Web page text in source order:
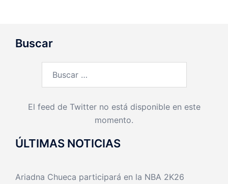
Buscar
El feed de Twitter no está disponible en este
momento.
ÚLTIMAS NOTICIAS
Ariadna Chueca participará en la NBA 2K26